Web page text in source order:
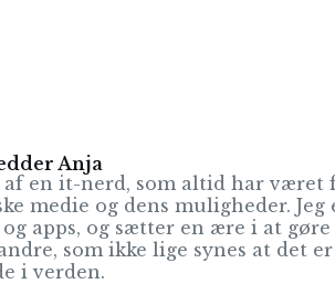
Anja
af en it-nerd, som altid har været
medie og dens muligheder.
apps, og sætter en ære i at
som ikke lige synes at det
i verden.